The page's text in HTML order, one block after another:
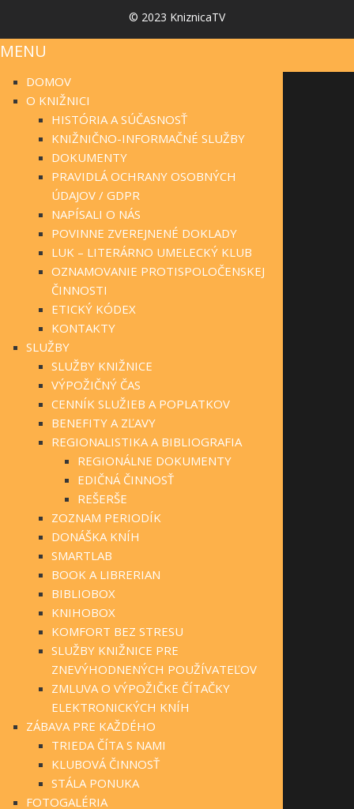
© 2023 KniznicaTV
MENU
DOMOV
O KNIŽNICI
HISTÓRIA A SÚČASNOSŤ
KNIŽNIČNO-INFORMAČNÉ SLUŽBY
DOKUMENTY
PRAVIDLÁ OCHRANY OSOBNÝCH
ÚDAJOV / GDPR
NAPÍSALI O NÁS
POVINNE ZVEREJNENÉ DOKLADY
LUK – LITERÁRNO UMELECKÝ KLUB
OZNAMOVANIE PROTISPOLOČENSKEJ
ČINNOSTI
ETICKÝ KÓDEX
KONTAKTY
SLUŽBY
SLUŽBY KNIŽNICE
VÝPOŽIČNÝ ČAS
CENNÍK SLUŽIEB A POPLATKOV
BENEFITY A ZĽAVY
REGIONALISTIKA A BIBLIOGRAFIA
REGIONÁLNE DOKUMENTY
EDIČNÁ ČINNOSŤ
REŠERŠE
ZOZNAM PERIODÍK
DONÁŠKA KNÍH
SMARTLAB
BOOK A LIBRERIAN
BIBLIOBOX
KNIHOBOX
KOMFORT BEZ STRESU
SLUŽBY KNIŽNICE PRE
ZNEVÝHODNENÝCH POUŽÍVATEĽOV
ZMLUVA O VÝPOŽIČKE ČÍTAČKY
ELEKTRONICKÝCH KNÍH
ZÁBAVA PRE KAŽDÉHO
TRIEDA ČÍTA S NAMI
KLUBOVÁ ČINNOSŤ
STÁLA PONUKA
FOTOGALÉRIA